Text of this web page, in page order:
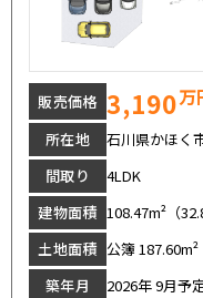
販売価格 3,190万
所在地
石川県かほく
間取り
4LDK
建物面積 108.47m²（
土地面積 公簿 187.60m²
築年月
2026年 9月予